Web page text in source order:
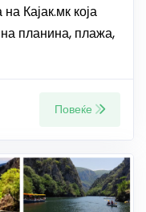
Кајак.мк која
планина, плажа,
Повеќе